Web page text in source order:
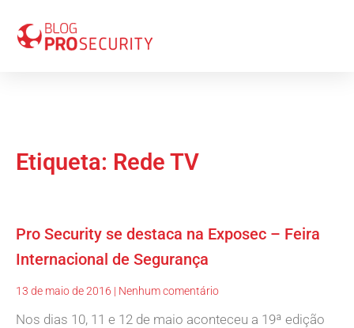
Etiqueta: Rede TV
Pro Security se destaca na Exposec – Feira
Internacional de Segurança
13 de maio de 2016 Nenhum comentário
Nos dias 10, 11 e 12 de maio aconteceu a 19ª edição